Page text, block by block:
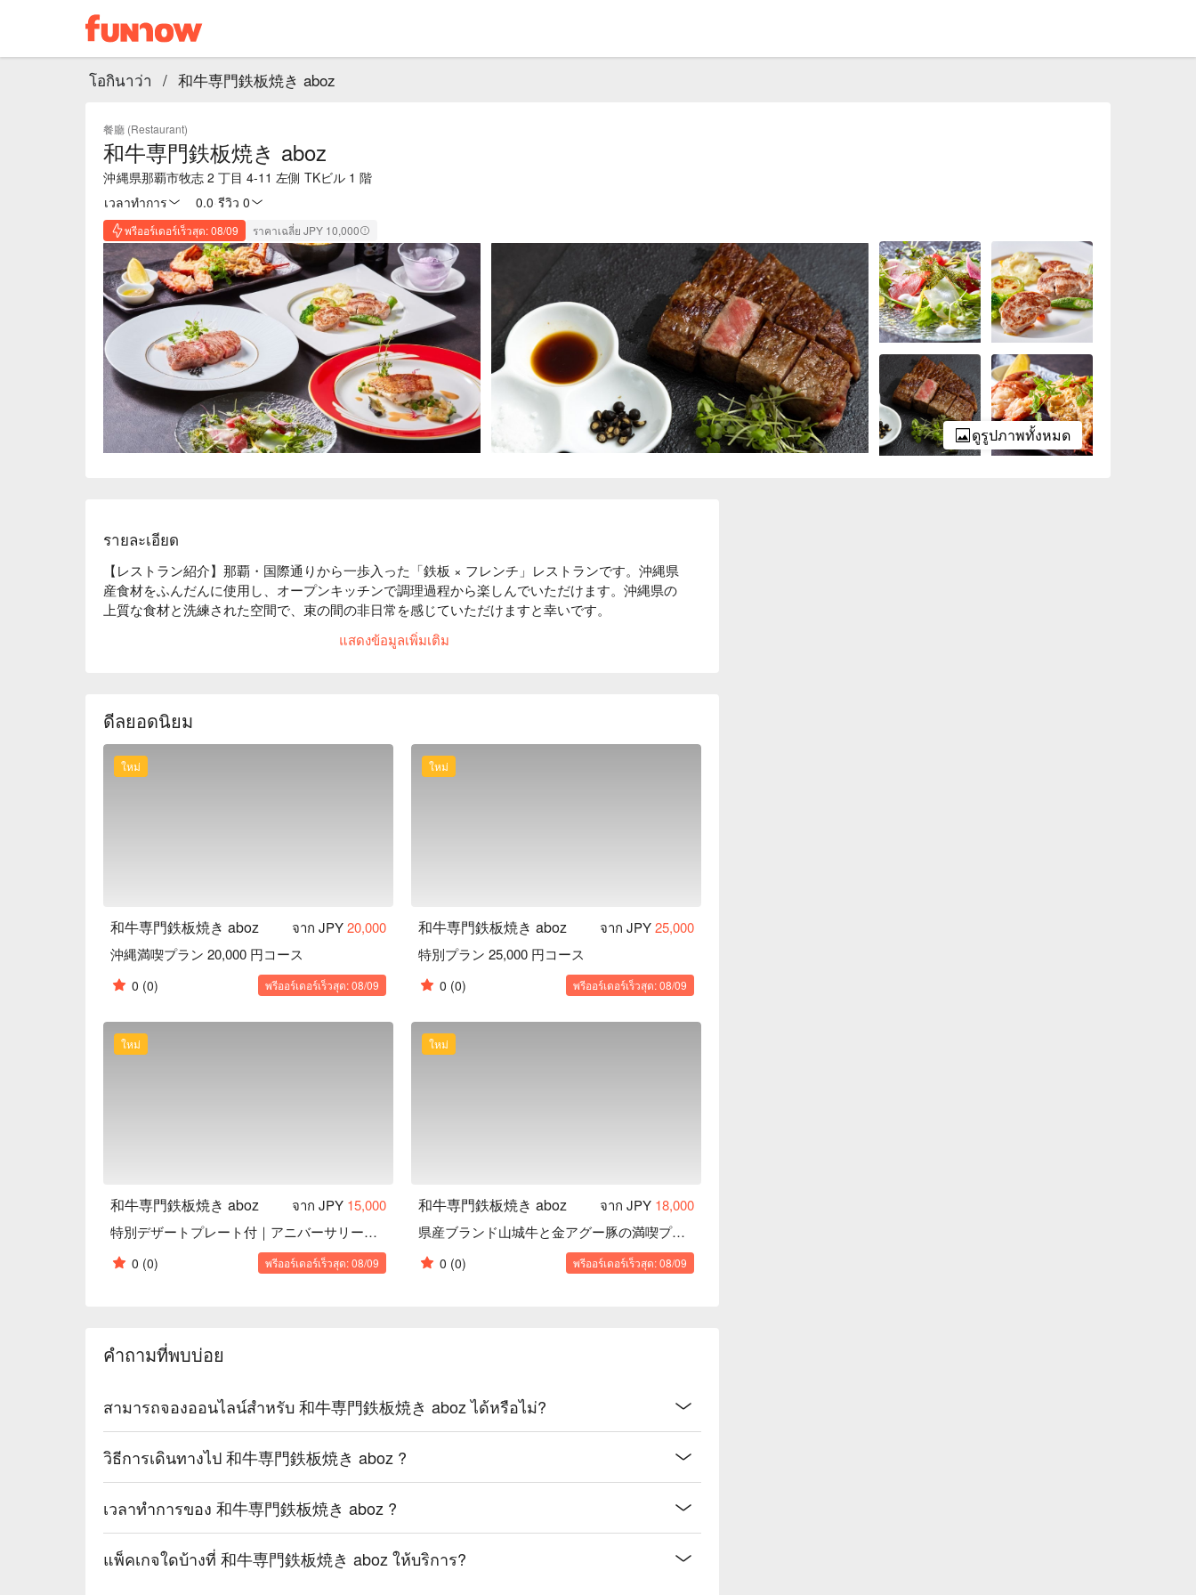
โอกินาว่า / 和牛専門鉄板焼き aboz
餐廳 (Restaurant)
和牛専門鉄板焼き aboz
沖縄県那覇市牧志 2 丁目 4-11 左側 TKビル 1 階
เวลาทำการ
0.0 รีวิว 0
พรีออร์เดอร์เร็วสุด: 08/09 ราคาเฉลี่ย JPY 10,000
ดูรูปภาพทั้งหมด
รายละเอียด
【レストラン紹介】那覇・国際通りから一歩入った「鉄板 × フレンチ」レストランです。沖縄県
産食材をふんだんに使用し、オープンキッチンで調理過程から楽しんでいただけます。沖縄県の
上質な食材と洗練された空間で、束の間の非日常を感じていただけますと幸いです。
県産ブランド山城牛と金アグー豚の満喫プラン：海ぶどうを使用した彩り鮮やかな前菜をはじめ
沢プランです！
【お店の雰囲気】赤と黒でまとめられた上質な空間と､職人の手で丁寧に作られた椅子によって
แสดงข้อมูลเพิ่มเติม
ดีลยอดนิยม
ใหม่
和牛専門鉄板焼き aboz จาก JPY20,000
沖縄満喫プラン 20,000 円コース
0 (0) พรีออร์เดอร์เร็วสุด: 08/09
ใหม่
和牛専門鉄板焼き aboz จาก JPY25,000
特別プラン 25,000 円コース
0 (0) พรีออร์เดอร์เร็วสุด: 08/09
ใหม่
和牛専門鉄板焼き aboz จาก JPY 15,000
特別デザートプレート付｜アニバーサリープラン
0 (0) พรีออร์เดอร์เร็วสุด: 08/09
ใหม่
和牛専門鉄板焼き aboz จาก JPY 18,000
県産ブランド山城牛と金アグー豚の満喫プラン
0 (0) พรีออร์เดอร์เร็วสุด: 08/09
คำถามที่พบบ่อย
สามารถจองออนไลน์สำหรับ 和牛専門鉄板焼き aboz ได้หรือไม่?
วิธีการเดินทางไป 和牛専門鉄板焼き aboz ?
เวลาทำการของ 和牛専門鉄板焼き aboz ?
แพ็คเกจใดบ้างที่ 和牛専門鉄板焼き aboz ให้บริการ?